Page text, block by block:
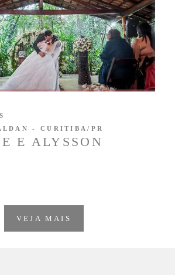
E ALYSSON
- CURITIBA/PR
VEJA MAIS